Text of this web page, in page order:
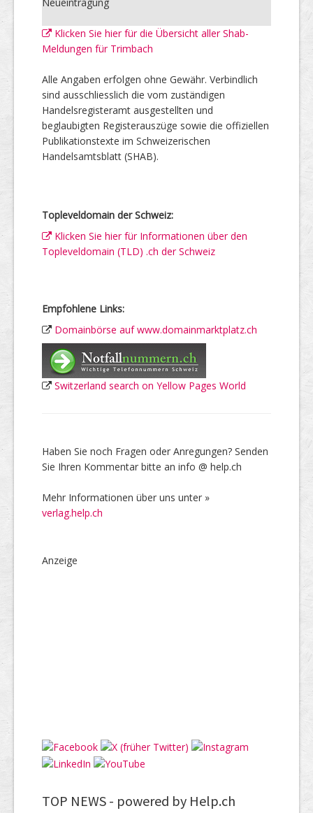
Klicken Sie hier für die Übersicht aller Shab-
Meldungen für Trimbach
Alle Angaben erfolgen ohne Gewähr. Verbindlich
sind ausschliesslich die vom zuständigen
Handelsregisteramt ausgestellten und
beglaubigten Registerauszüge sowie die offiziellen
Publikationstexte im Schweizerischen
Handelsamtsblatt (SHAB).
Topleveldomain der Schweiz:
Klicken Sie hier für Informationen über den
Topleveldomain (TLD) .ch der Schweiz
Empfohlene Links:
Domainbörse auf www.domainmarktplatz.ch
Switzerland search on Yellow Pages World
Haben Sie noch Fragen oder Anregungen? Senden
Sie Ihren Kommentar bitte an info @ help.ch
Mehr Informationen über uns unter »
verlag.help.ch
Anzeige
TOP NEWS - powered by Help.ch